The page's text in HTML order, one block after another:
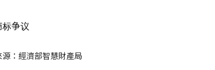
思考的已不只是哪项技术最热门，而是「哪些技术将重新
局才能掌握下一波产业变革的先机。
标争议
源：經濟部智慧財產局